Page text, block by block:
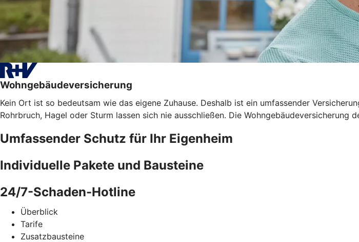
Wohngebäudeversicherung
Kein Ort ist so bedeutsam wie das eigene Zuhause. Deshalb ist ein umfassender
Rohrbruch, Hagel oder Sturm lassen sich nie ausschließen. Die
Umfassender Schutz für Ihr Eigenheim
Individuelle Pakete und Bausteine
24/7-Schaden-Hotline
Überblick
Tarife
Zusatzbausteine